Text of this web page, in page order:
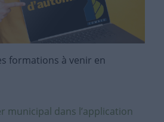
formations à venir en
municipal dans l’application